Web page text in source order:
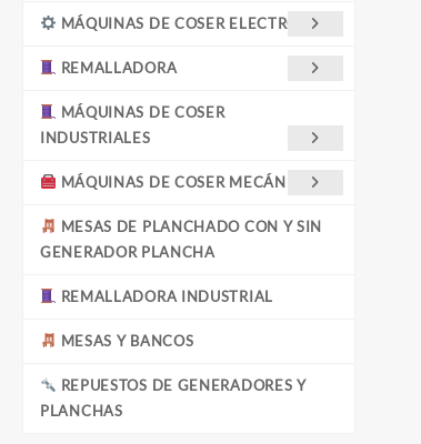
MÁQUINAS DE COSER ELECTRÓNICA
REMALLADORA
MÁQUINAS DE COSER
INDUSTRIALES
MÁQUINAS DE COSER MECÁNICAS
MESAS DE PLANCHADO CON Y SIN
GENERADOR PLANCHA
REMALLADORA INDUSTRIAL
MESAS Y BANCOS
REPUESTOS DE GENERADORES Y
PLANCHAS